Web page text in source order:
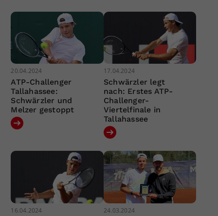
20.04.2024
ATP-Challenger
Tallahassee:
Schwärzler und
Melzer gestoppt
17.04.2024
Schwärzler legt
nach: Erstes ATP-
Challenger-
Viertelfinale in
Tallahassee
16.04.2024 24.03.2024